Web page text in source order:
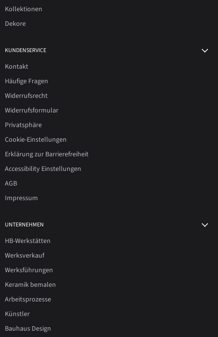
Kollektionen
Dekore
KUNDENSERVICE
Kontakt
Häufige Fragen
Widerrufsrecht
Widerrufsformular
Privatsphäre
Cookie-Einstellungen
Erklärung zur Barrierefreiheit
Accessibility Einstellungen
AGB
Impressum
UNTERNEHMEN
HB-Werkstätten
Werksverkauf
Werksführungen
Keramik bemalen
Arbeitsprozesse
Künstler
Bauhaus Design